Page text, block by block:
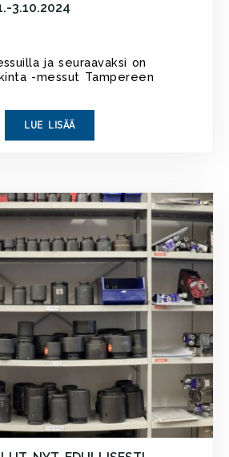
3.10.2024
ja seuraavaksi on
-messut Tampereen
LUE LISÄÄ